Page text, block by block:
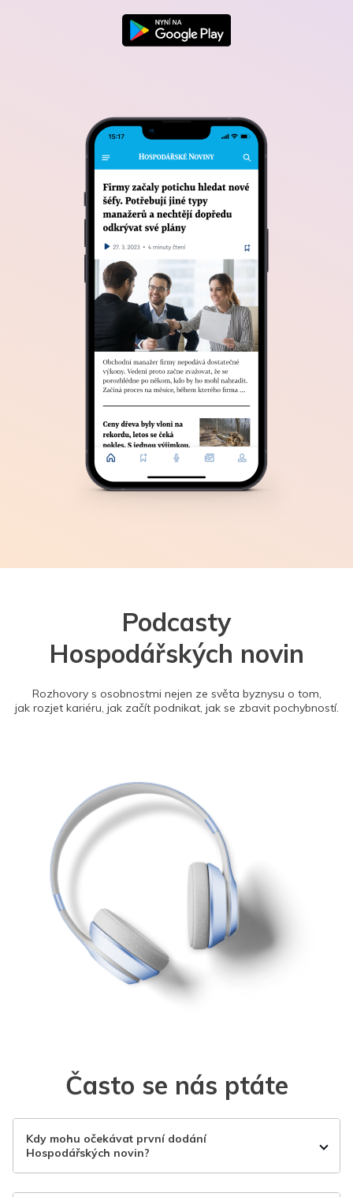
Podcasty
Hospodářských novin
Rozhovory s osobnostmi nejen ze světa byznysu o tom,
jak rozjet kariéru, jak začít podnikat, jak se zbavit pochybností.
Často se nás ptáte
Kdy mohu očekávat první dodání
Hospodářských novin?